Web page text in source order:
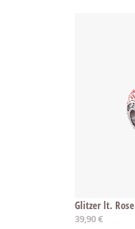
Glitzer lt. Rose
39,90 €